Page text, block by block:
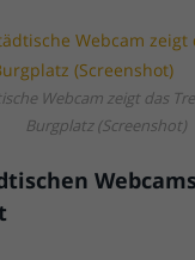
Webcam zeigt das
Burgplatz (Screenshot)